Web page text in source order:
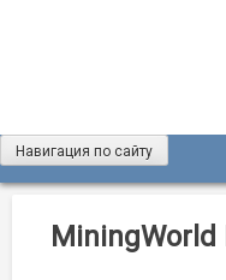
Журнал «Разведка и
Мы рады вас
и охрана недр»
Навигация по сайту
MiningWorld